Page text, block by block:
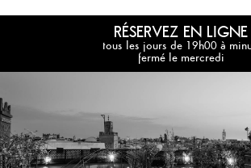
RÉSERVEZ EN LIGNE
tous les jours de 19h00 à
fermé le mercredi